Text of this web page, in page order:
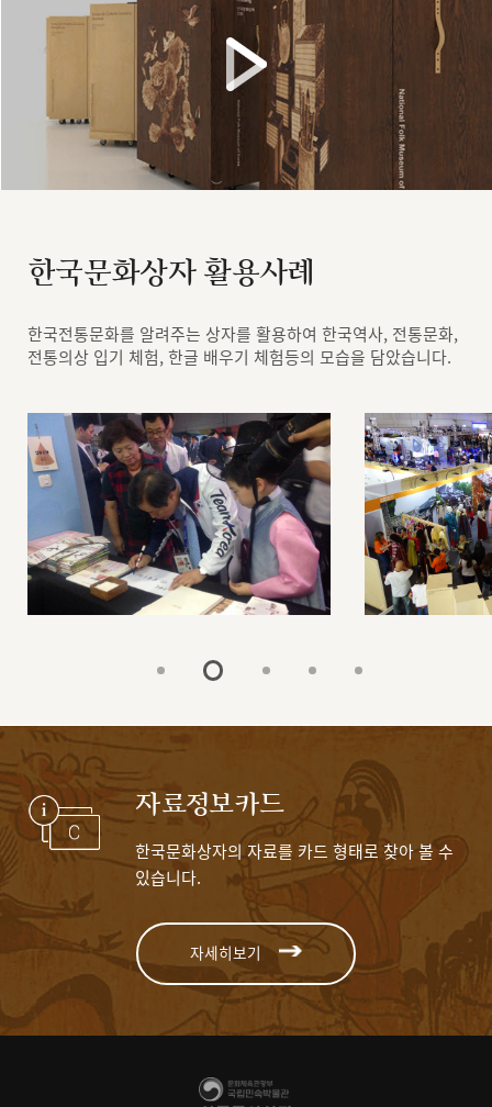
한국문화상자 활용사례
한국전통문화를 알려주는 상자를 활용하여 한국역사, 전통문화,
전통의상 입기 체험, 한글 배우기 체험등의 모습을 담았습니다.
자료정보카드
한국문화상자의 자료를 카드 형태로 찾아 볼 수
있습니다.
자세히보기